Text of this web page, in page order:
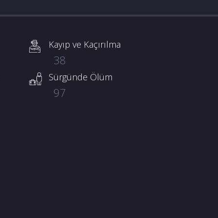
Kayıp ve Kaçırılma
38
Sürgünde Ölüm
97